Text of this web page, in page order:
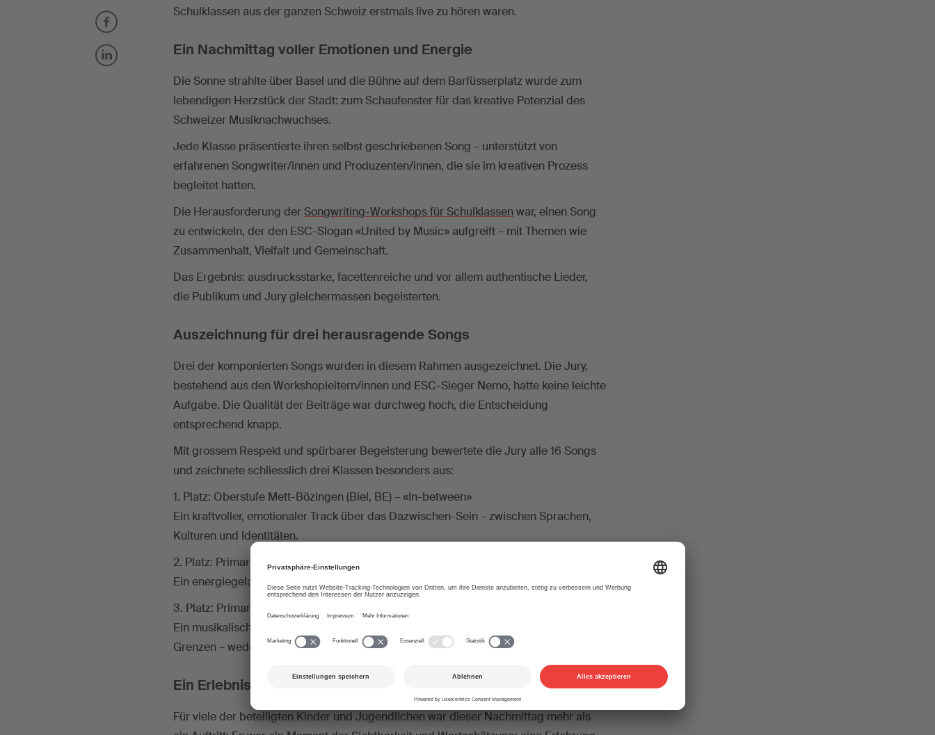
Schulklassen aus der ganzen Schweiz erstmals live zu hören waren.
Ein Nachmittag voller Emotionen und Energie
Die Sonne strahlte über Basel und die Bühne auf dem Barfüsserplatz wurde zum
lebendigen Herzstück der Stadt: zum Schaufenster für das kreative Potenzial des
Schweizer Musiknachwuchses.
Jede Klasse präsentierte ihren selbst geschriebenen Song – unterstützt von
erfahrenen Songwriter/innen und Produzenten/innen, die sie im kreativen Prozess
begleitet hatten.
Die Herausforderung derSongwriting-Workshops für Schulklassenwar, einen Song
zu entwickeln, der den ESC-Slogan «United by Music» aufgreift – mit Themen wie
Zusammenhalt, Vielfalt und Gemeinschaft.
Das Ergebnis: ausdrucksstarke, facettenreiche und vor allem authentische Lieder,
die Publikum und Jury gleichermassen begeisterten.
Auszeichnung für drei herausragende Songs
Drei der komponierten Songs wurden in diesem Rahmen ausgezeichnet. Die Jury,
bestehend aus den Workshopleitern/innen und ESC-Sieger Nemo, hatte keine leichte
Aufgabe. Die Qualität der Beiträge war durchweg hoch, die Entscheidung
entsprechend knapp.
Mit grossem Respekt und spürbarer Begeisterung bewertete die Jury alle 16 Songs
und zeichnete schliesslich drei Klassen besonders aus:
1. Platz: Oberstufe Mett-Bözingen (Biel, BE) – «In-between»
Ein kraftvoller, emotionaler Track über das Dazwischen-Sein – zwischen Sprachen,
Kulturen und Identitäten.
2. Platz: Primarschule Niederholz (Riehen, BS) – «Believe in Yourself»
Ein energiegeladener Mutmacher voller Selbstvertrauen.
3. Platz: Primarschule Erlenmatt (Basel, BS) – «United»
Ein musikalisch vielfältiger Song mit klarer Botschaft: Zusammenhalt kennt keine
Grenzen – weder sprachlich noch kulturell.
Ein Erlebnis, das in Erinnerung bleibt
Für viele der beteiligten Kinder und Jugendlichen war dieser Nachmittag mehr als